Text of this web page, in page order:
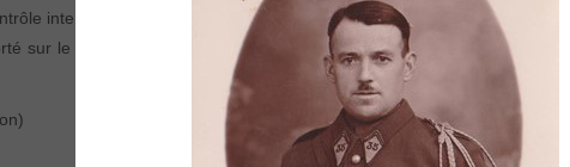
interallié.
sur le sort de l’Allemagne et sont parfois résumés sous l’appellation des